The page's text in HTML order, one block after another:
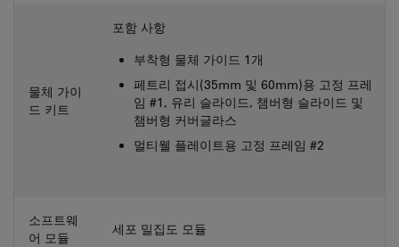
물체 가이
드 키트
포함 사항
부착형 물체 가이드 1개
페트리 접시(35mm 및 60mm)용 고정 프레
임 #1, 유리 슬라이드, 챔버형 슬라이드 및
챔버형 커버글라스
멀티웰 플레이트용 고정 프레임 #2
소프트웨
어 모듈
세포 밀집도 모듈